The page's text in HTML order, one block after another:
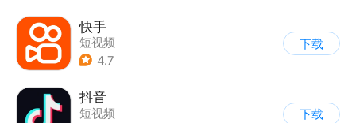
快手
短视频
4.7
下载
抖音
短视频
下载